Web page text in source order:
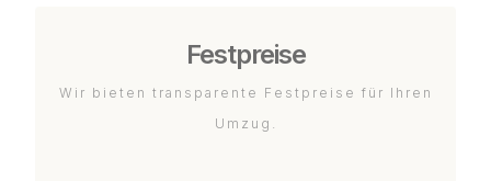
Festpreise
Wir bieten transparente Festpreise für Ihren
Umzug.